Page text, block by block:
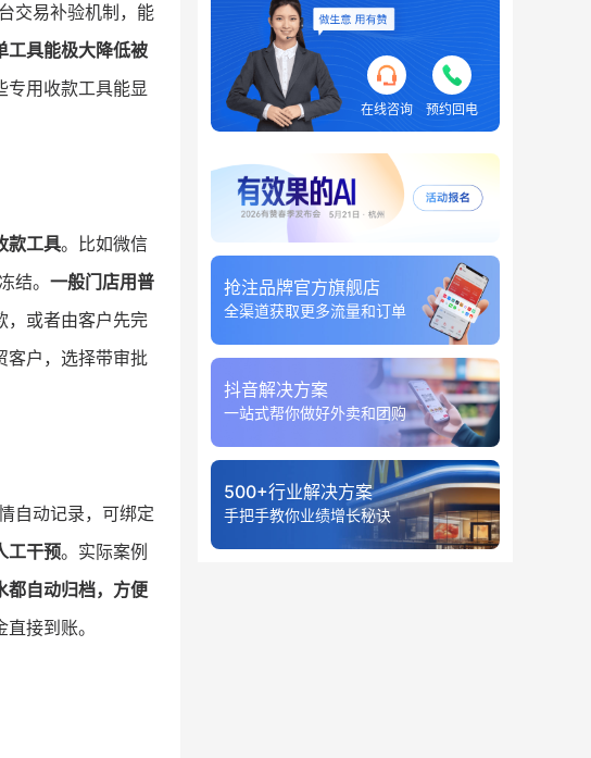
交易补验机制，能
工具能极大降低被
专用收款工具能显
款工具。比如微信
结。 一般门店用普
，或者由客户先完
客户，选择带审批
自动记录，可绑定
工干预。实际案例
都自动归档，方便
接到账。
在线咨询 预约回电
抢注品牌官方旗舰店
全渠道获取更多流量和订单
抖音解决方案
一站式帮你做好外卖和团购
500+行业解决方案
手把手教你业绩增长秘诀